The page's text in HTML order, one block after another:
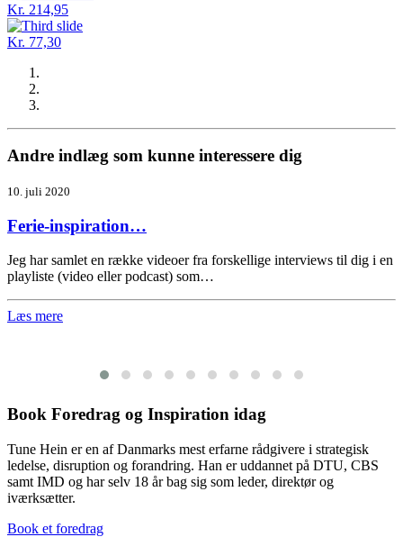
Kr. 214,95
Kr. 77,30
Andre indlæg som kunne interessere dig
10. juli 2020
Ferie-inspiration…
Jeg har samlet en række videoer fra forskellige interviews til dig i en
playliste (video eller podcast) som…
Læs mere
Book Foredrag og Inspiration idag
Tune Hein er en af Danmarks mest erfarne rådgivere i strategisk
ledelse, disruption og forandring. Han er uddannet på DTU, CBS
samt IMD og har selv 18 år bag sig som leder, direktør og
iværksætter.
Book et foredrag